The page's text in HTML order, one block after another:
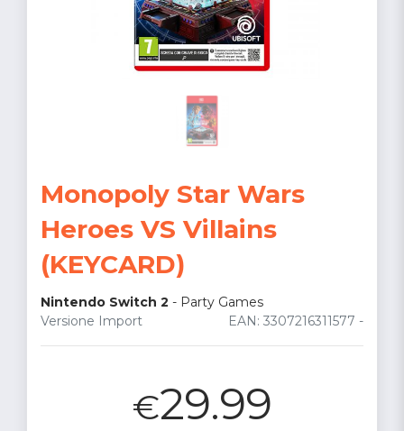
Monopoly Star Wars
Heroes VS Villains
(KEYCARD)
Nintendo Switch 2 - Party Games
EAN: 3307216311577 -
Versione Import
€29.99